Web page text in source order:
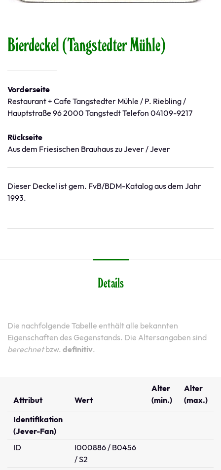
Bierdeckel (Tangstedter Mühle)
Vorderseite
Restaurant + Cafe Tangstedter Mühle / P. Riebling /
Hauptstraße 96 2000 Tangstedt Telefon 04109-9217
Rückseite
Aus dem Friesischen Brauhaus zu Jever / Jever
Dieser Deckel ist gem. FvB/BDM-Katalog aus dem Jahr
1993.
Details
Die nachfolgende Tabelle enthält alle bekannten
Eigenschaften des Gegenstands. Die Altersangaben sind
berechnetbzw. definitiv.
Attribut Wert
Alter
(min.)
Alter
(max.)
Identifikation
(Jever-Fan)
ID
I000886 / B0456
/ S2